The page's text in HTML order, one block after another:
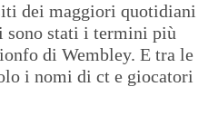
dei maggiori quotidiani
sono stati i termini più
di Wembley. E tra le
i nomi di ct e giocatori